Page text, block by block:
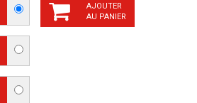
AJOUTER
AU PANIER